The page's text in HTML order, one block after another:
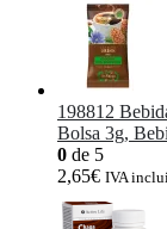
198812
Bolsa 3g,
0 de 5
2,65€ IVA